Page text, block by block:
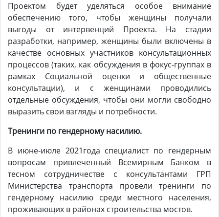
Проектом будет уделяться особое внимание
обеспечению того, чтобы женщины получали
выгоды от интервенций Проекта. На стадии
разработки, например, женщины были включены в
качестве основных участников консультационных
процессов (таких, как обсуждения в фокус-группах в
рамках Социальной оценки и общественные
консультации), и с женщинами проводились
отдельные обсуждения, чтобы они могли свободно
выразить свои взгляды и потребности.
Тренинги по гендерному насилию.
В июне-июле 2021года специалист по гендерным
вопросам привлеченный Всемирным Банком в
тесном сотрудничестве с консультантами ГРП
Министерства транспорта провели тренинги по
гендерному насилию среди местного населения,
проживающих в районах строительства мостов.